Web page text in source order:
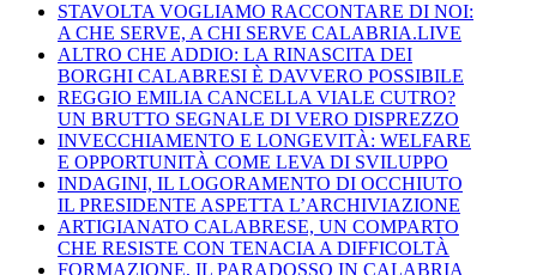
STAVOLTA VOGLIAMO RACCONTARE DI NOI:
A CHE SERVE, A CHI SERVE CALABRIA.LIVE
ALTRO CHE ADDIO: LA RINASCITA DEI
BORGHI CALABRESI È DAVVERO POSSIBILE
REGGIO EMILIA CANCELLA VIALE CUTRO?
UN BRUTTO SEGNALE DI VERO DISPREZZO
INVECCHIAMENTO E LONGEVITÀ: WELFARE
E OPPORTUNITÀ COME LEVA DI SVILUPPO
INDAGINI, IL LOGORAMENTO DI OCCHIUTO
IL PRESIDENTE ASPETTA L’ARCHIVIAZIONE
ARTIGIANATO CALABRESE, UN COMPARTO
CHE RESISTE CON TENACIA A DIFFICOLTÀ
FORMAZIONE, IL PARADOSSO IN CALABRIA